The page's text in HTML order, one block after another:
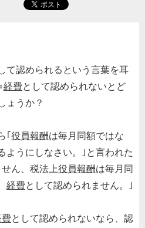
て認められるという言葉を耳
経費として認められないとど
ょうか？
｢役員報酬は毎月同額ではな
ようにしなさい。｣と言われた
ん、税法上役員報酬は毎月同
経費として認められません。｣
として認められないなら、認